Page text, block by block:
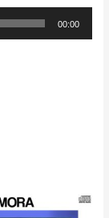
00:00